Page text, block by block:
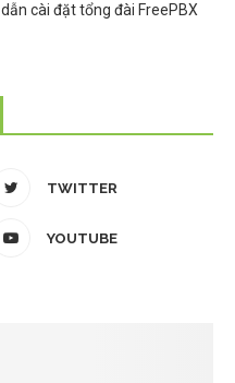
cài đặt tổng đài FreePBX
TWITTER
YOUTUBE